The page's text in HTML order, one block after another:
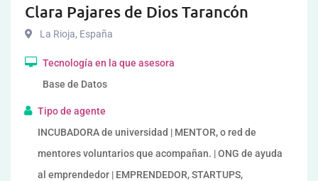
Clara Pajares de Dios Tarancón
La Rioja, España
Tecnología en la que asesora
Base de Datos
Tipo de agente
INCUBADORA de universidad | MENTOR, o red de
mentores voluntarios que acompañan. | ONG de ayuda
al emprendedor | EMPRENDEDOR, STARTUPS,